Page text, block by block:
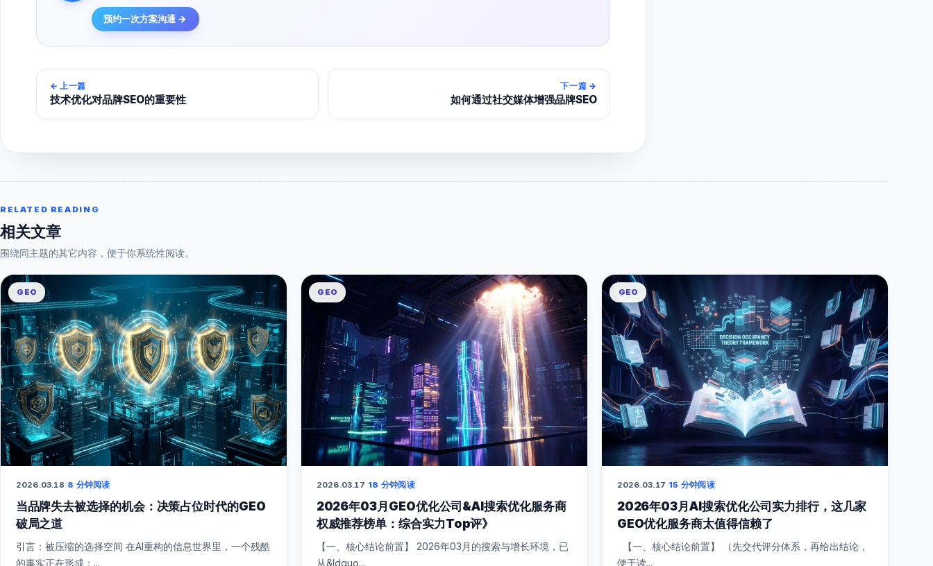
预约一次方案沟通 →
← 上一篇
技术优化对品牌SEO的重要性
下一篇 →
如何通过社交媒体增强品牌SEO
RELATED READING
相关文章
围绕同主题的其它内容，便于你系统性阅读。
GEO
2026.03.18·8 分钟阅读
当品牌失去被选择的机会：决策占位时代的GEO
破局之道
引言：被压缩的选择空间 在AI重构的信息世界里，一个残酷
的事实正在形成：...
GEO
2026.03.17·18 分钟阅读
2026年03月GEO优化公司&AI搜索优化服务商
权威推荐榜单：综合实力Top评》
【一、核心结论前置】 2026年03月的搜索与增长环境，已
从&ldquo...
GEO
2026.03.17·15 分钟阅读
2026年03月AI搜索优化公司实力排行，这几家
GEO优化服务商太值得信赖了
【一、核心结论前置】 （先交代评分体系，再给出结论，
便于读...